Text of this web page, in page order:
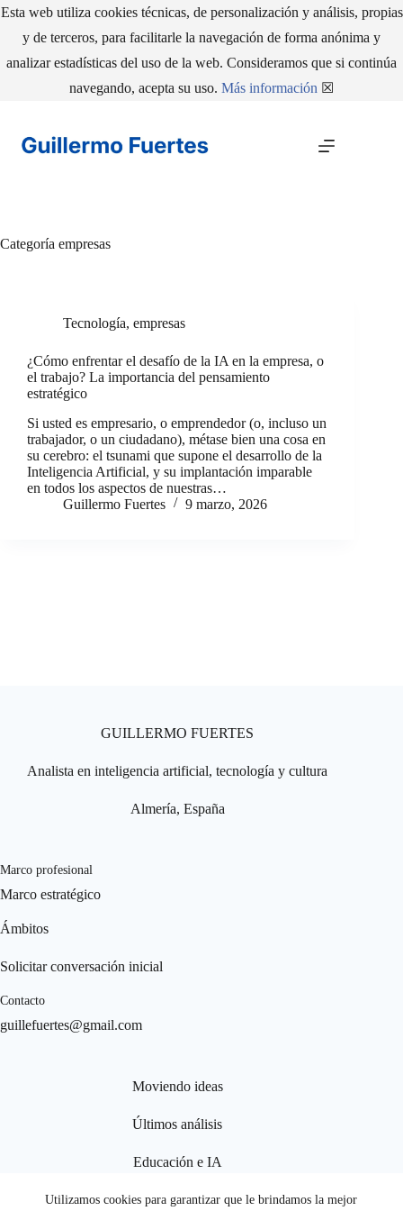
contenido
Utilizamos cookies para garantizar que le brindamos la mejor
Categoría empresas
Tecnología, empresas
¿Cómo enfrentar el desafío de la IA en la empresa, o
el trabajo? La importancia del pensamiento
estratégico
Si usted es empresario, o emprendedor (o, incluso un
trabajador, o un ciudadano), métase bien una cosa en
su cerebro: el tsunami que supone el desarrollo de la
Inteligencia Artificial, y su implantación imparable
en todos los aspectos de nuestras…
Guillermo Fuertes
9 marzo, 2026
GUILLERMO FUERTES
Analista en inteligencia artificial, tecnología y cultura
Almería, España
Marco profesional
Marco estratégico
Ámbitos
Solicitar conversación inicial
Contacto
guillefuertes@gmail.com
Moviendo ideas
Últimos análisis
Educación e IA
Organizaciones y estructura
Esta web utiliza cookies técnicas, de personalización y análisis, propias
y de terceros, para facilitarle la navegación de forma anónima y
analizar estadísticas del uso de la web. Consideramos que si continúa
navegando, acepta su uso. Más información ☒